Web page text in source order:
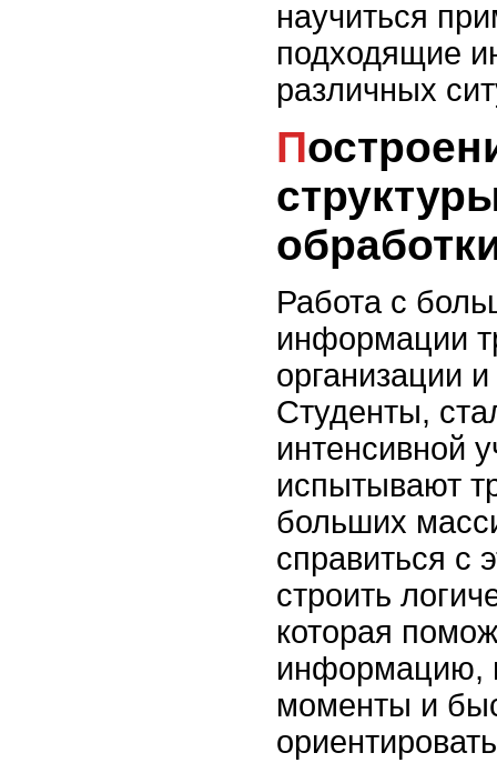
научиться
подходящие
различных
Построение логической
Работа с
информации
организации
Студенты,
интенсивной
испытывают
больших
справиться с
строить
которая
информацию,
моменты и